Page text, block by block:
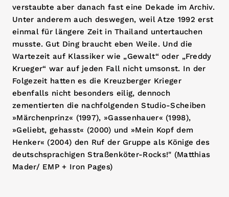
verstaubte aber danach fast eine Dekade im Archiv.
Unter anderem auch deswegen, weil Atze 1992 erst
einmal für längere Zeit in Thailand untertauchen
musste. Gut Ding braucht eben Weile. Und die
Wartezeit auf Klassiker wie „Gewalt“ oder „Freddy
Krueger“ war auf jeden Fall nicht umsonst. In der
Folgezeit hatten es die Kreuzberger Krieger
ebenfalls nicht besonders eilig, dennoch
zementierten die nachfolgenden Studio-Scheiben
»Märchenprinz« (1997), »Gassenhauer« (1998),
»Geliebt, gehasst« (2000) und »Mein Kopf dem
Henker« (2004) den Ruf der Gruppe als Könige des
deutschsprachigen Straßenköter-Rocks!" (Matthias
Mader/ EMP + Iron Pages)